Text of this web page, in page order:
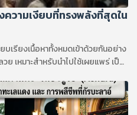
ความเงียบที่ทรงพลังที่สุดใน
เรียงเนื้อหาทั้งหมดเข้าด้วยกันอย่าง
ย เหมาะสำหรับนำไปใช้เผยแพร่ เป็น